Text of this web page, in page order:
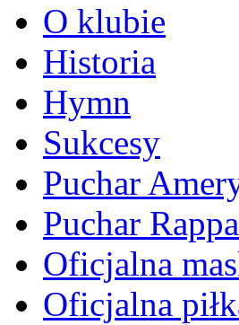
O klubie
Historia
Hymn
Sukcesy
Puchar
Puchar
Oficjalna
Oficjalna